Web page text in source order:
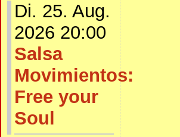
Di. 25. Aug.
2026 20:00
Salsa
Movimientos:
Free your
Soul